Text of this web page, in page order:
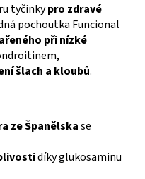
tyčinkypro zdravé
pochoutka Funcional
při nízké
šlach a kloubů.
ze Španělskase
díky glukosaminu